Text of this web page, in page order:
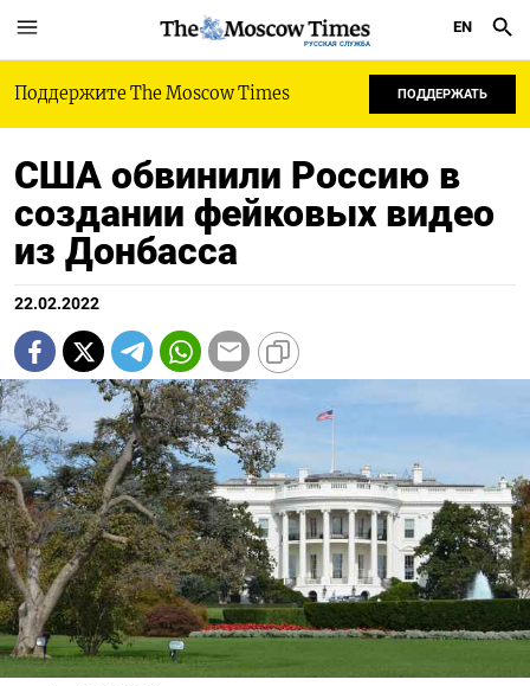
РУССКАЯ СЛУЖБА
EN
Поддержите The Moscow Times ПОДДЕРЖАТЬ
США обвинили Россию в
создании фейковых видео
из Донбаcса
22.02.2022